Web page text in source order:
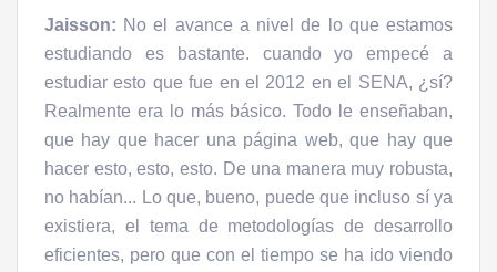
Jaisson: No el avance a nivel de lo que estamos
estudiando es bastante. cuando yo empecé a
estudiar esto que fue en el 2012 en el SENA, ¿sí?
Realmente era lo más básico. Todo le enseñaban,
que hay que hacer una página web, que hay que
hacer esto, esto, esto. De una manera muy robusta,
no habían... Lo que, bueno, puede que incluso sí ya
existiera, el tema de metodologías de desarrollo
eficientes, pero que con el tiempo se ha ido viendo